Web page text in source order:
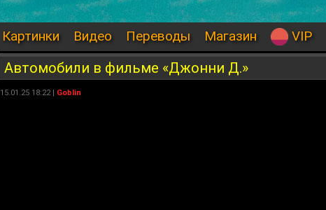
Картинки Видео Переводы Магазин VIP
Автомобили в фильме «Джонни Д.»
15.01.25 18:22 | Goblin